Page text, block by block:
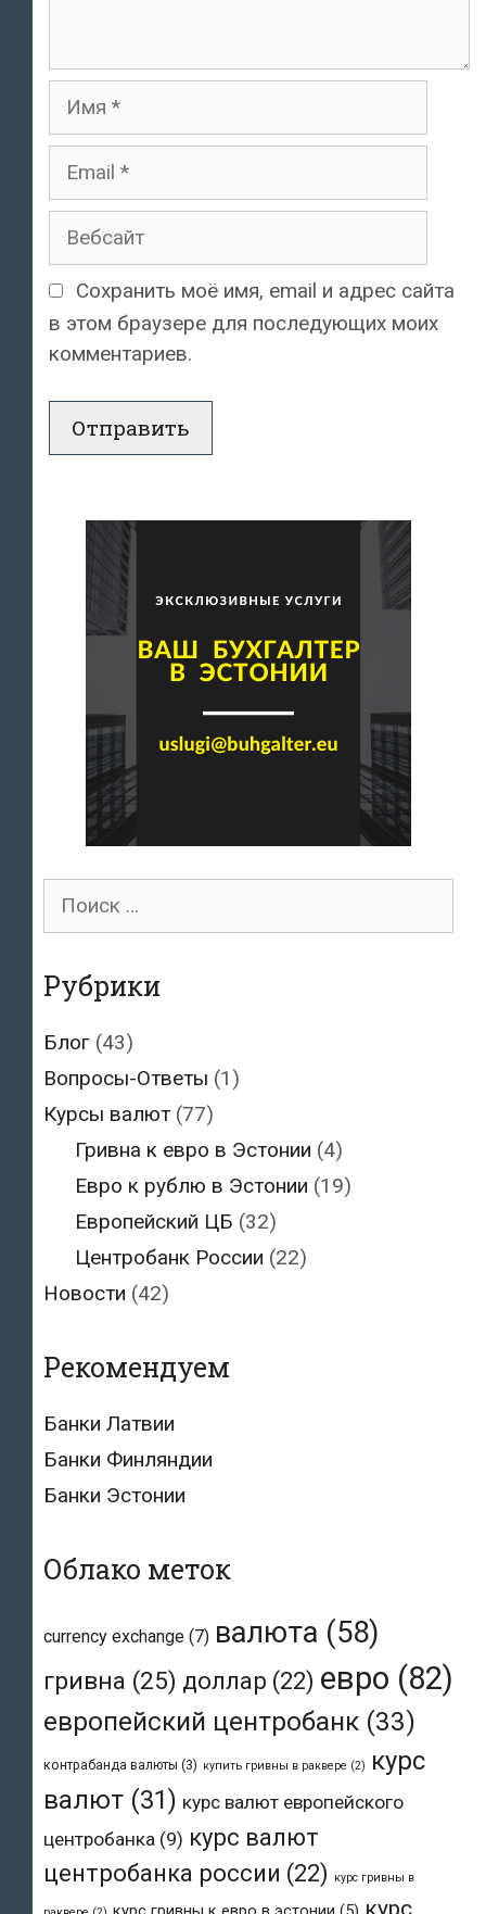
Имя
Email
Вебсайт
Сохранить моё имя, email и адрес сайта
в этом браузере для последующих моих
комментариев.
Поиск
Рубрики
Блог (43)
Вопросы-Ответы (1)
Курсы валют (77)
Гривна к евро в Эстонии (4)
Евро к рублю в Эстонии (19)
Европейский ЦБ (32)
Центробанк России (22)
Новости (42)
Рекомендуем
Банки Латвии
Банки Финляндии
Банки Эстонии
Облако меток
currency exchange (7) валюта (58)
гривна (25) доллар (22) евро (82)
европейский центробанк (33)
контрабанда валюты (3) купить гривны в раквере (2)
курс
валют (31) курс валют европейского
центробанка (9) курс валют
центробанка россии (22) курс гривны в
курс